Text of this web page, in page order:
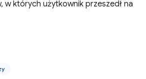
w których użytkownik przeszedł na